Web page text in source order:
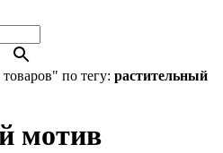
по тегу: растительный
мотив